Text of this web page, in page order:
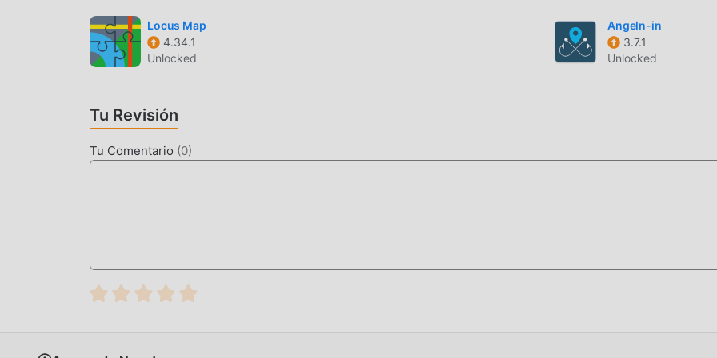
Locus Map
4.34.1
Unlocked
Angeln-in
3.7.1
Unlocked
Tu Revisión
Tu Comentario (0)